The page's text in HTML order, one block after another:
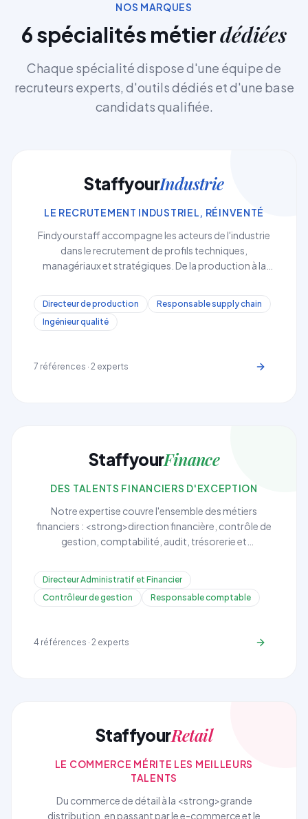
NOS MARQUES
6 spécialités métierdédiées
Chaque spécialité dispose d'une équipe de
recruteurs experts, d'outils dédiés et d'une base
candidats qualifiée.
StaffyourIndustrie
LE RECRUTEMENT INDUSTRIEL, RÉINVENTÉ
Findyourstaff accompagne les acteurs de l'industrie
dans le recrutement de profils techniques,
managériaux et stratégiques. De la production à la
<strong>R&D et la maintenance</strong>, nous
identifions les talents qui font avancer vos projets
Directeur de production
Responsable supply chain
Ingénieur qualité
7 références · 2 experts
StaffyourFinance
DES TALENTS FINANCIERS D'EXCEPTION
Notre expertise couvre l'ensemble des métiers
financiers : <strong>direction financière, contrôle de
gestion, comptabilité, audit, trésorerie et
capables de piloter la performance financière de
votre organisation.
Directeur Administratif et Financier
Contrôleur de gestion
Responsable comptable
4 références · 2 experts
StaffyourRetail
LE COMMERCE MÉRITE LES MEILLEURS
TALENTS
Du commerce de détail à la <strong>grande
distribution, en passant par le e-commerce et le